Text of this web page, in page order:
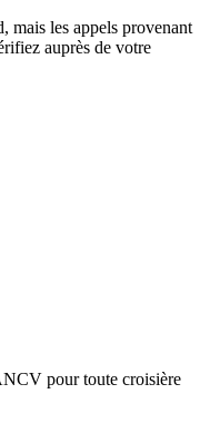
mais les appels provenant
auprès de votre
pour toute croisière